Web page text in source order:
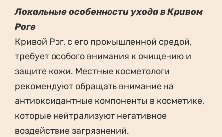
Локальные особенности ухода в Кривом
Роге
Кривой Рог, с его промышленной средой,
требует особого внимания к очищению и
защите кожи. Местные косметологи
рекомендуют обращать внимание на
антиоксидантные компоненты в косметике,
которые нейтрализуют негативное
воздействие загрязнений.